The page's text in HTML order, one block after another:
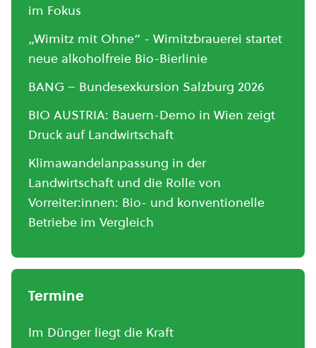
im Fokus
„Wimitz mit Ohne“ - Wimitzbrauerei startet
neue alkoholfreie Bio-Bierlinie
BANG – Bundesexkursion Salzburg 2026
BIO AUSTRIA: Bauern-Demo in Wien zeigt
Druck auf Landwirtschaft
Klimawandelanpassung in der
Landwirtschaft und die Rolle von
Vorreiter:innen: Bio- und konventionelle
Betriebe im Vergleich
Termine
Im Dünger liegt die Kraft